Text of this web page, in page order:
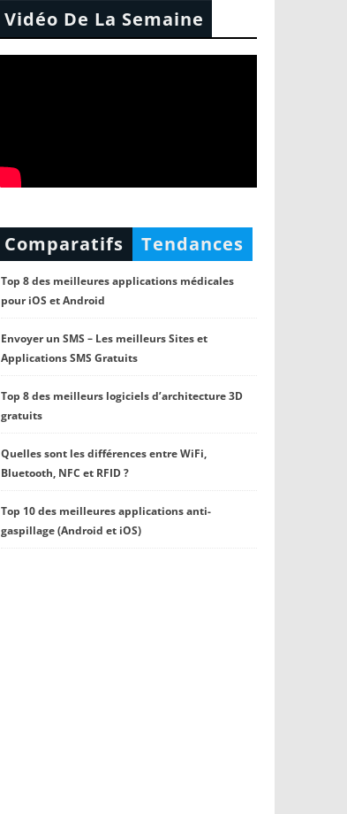
Vidéo De La Semaine
Comparatifs Tendances
Top 8 des meilleures applications médicales
pour iOS et Android
Envoyer un SMS – Les meilleurs Sites et
Applications SMS Gratuits
Top 8 des meilleurs logiciels d’architecture 3D
gratuits
Quelles sont les différences entre WiFi,
Bluetooth, NFC et RFID ?
Top 10 des meilleures applications anti-
gaspillage (Android et iOS)